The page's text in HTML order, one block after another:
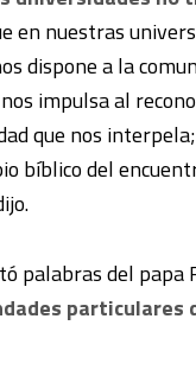
en nuestras
dispone a la
impulsa al
que nos
bíblico del
palabras del papa
particulares